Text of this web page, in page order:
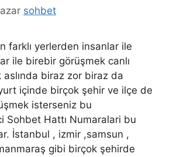
sohbet
farklı yerlerden insanlar ile
ile birebir görüşmek canlı
biraz zor biraz da
içinde birçok şehir ve ilçe de
isterseniz bu
Sohbet Hattı Numaralari bu
İstanbul , izmir ,samsun ,
gibi birçok şehirde